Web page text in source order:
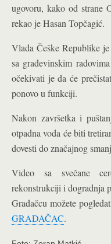
ugovoru, kako od strane
rekao je Hasan Topčagić.
Vlada Češke Republike
sa građevinskim
očekivati je da će
ponovo u funkciji.
Nakon završetka i
otpadna voda će biti
dovesti do značajnog
Video sa svečane
rekonstrukciji i dogradnja
Gradačcu možete
GRADAČAC.